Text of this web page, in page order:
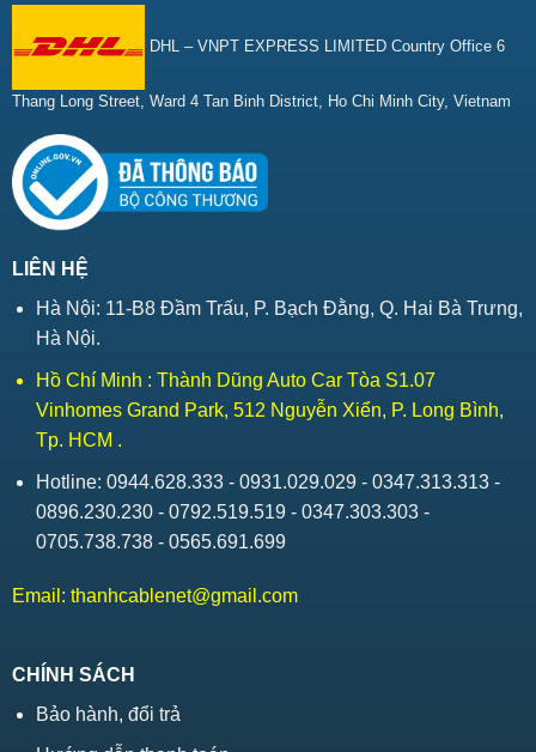
DHL – VNPT EXPRESS LIMITED Country Office 6
Thang Long Street, Ward 4 Tan Binh District, Ho Chi Minh City, Vietnam
LIÊN HỆ
Hà Nội: 11-B8 Đầm Trấu, P. Bạch Đằng, Q. Hai Bà Trưng,
Hà Nội.
Hồ Chí Minh : Thành Dũng Auto Car Tòa S1.07
Vinhomes Grand Park, 512 Nguyễn Xiển, P. Long Bình,
Tp. HCM .
Hotline: 0944.628.333 - 0931.029.029 - 0347.313.313 -
0896.230.230 - 0792.519.519 - 0347.303.303 -
0705.738.738 - 0565.691.699
Email: thanhcablenet@gmail.com
CHÍNH SÁCH
Bảo hành, đổi trả